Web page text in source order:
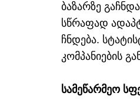
ბაზარზე
სწრაფად
ჩნდება.
კომპანიების
სამეწარმეო